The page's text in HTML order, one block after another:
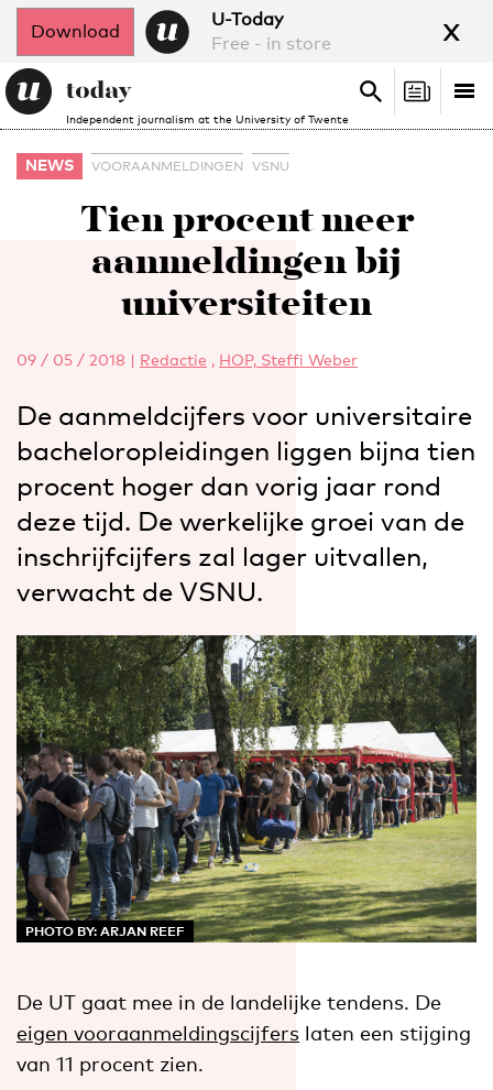
Download
U-Today
Free - in store
x
Independent journalism at the University of Twente
Search
Search
NEWS VOORAANMELDINGEN VSNU
Tien procent meer
aanmeldingen bij
universiteiten
09 / 05 / 2018 | Redactie , HOP, Steffi Weber
De aanmeldcijfers voor universitaire
bacheloropleidingen liggen bijna tien
procent hoger dan vorig jaar rond
deze tijd. De werkelijke groei van de
inschrijfcijfers zal lager uitvallen,
verwacht de VSNU.
PHOTO BY: ARJAN REEF
De UT gaat mee in de landelijke tendens. De
eigen vooraanmeldingscijfers laten een stijging
van 11 procent zien.